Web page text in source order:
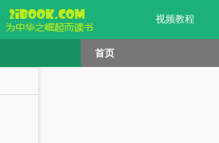
视频教程
首页